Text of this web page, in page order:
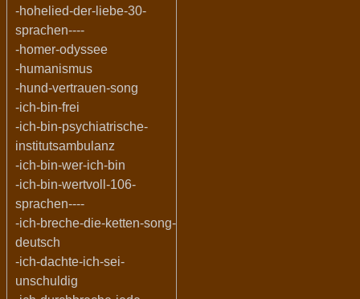
-hohelied-der-liebe-30-
sprachen----
-homer-odyssee
-humanismus
-hund-vertrauen-song
-ich-bin-frei
-ich-bin-psychiatrische-
institutsambulanz
-ich-bin-wer-ich-bin
-ich-bin-wertvoll-106-
sprachen----
-ich-breche-die-ketten-song-
deutsch
-ich-dachte-ich-sei-
unschuldig